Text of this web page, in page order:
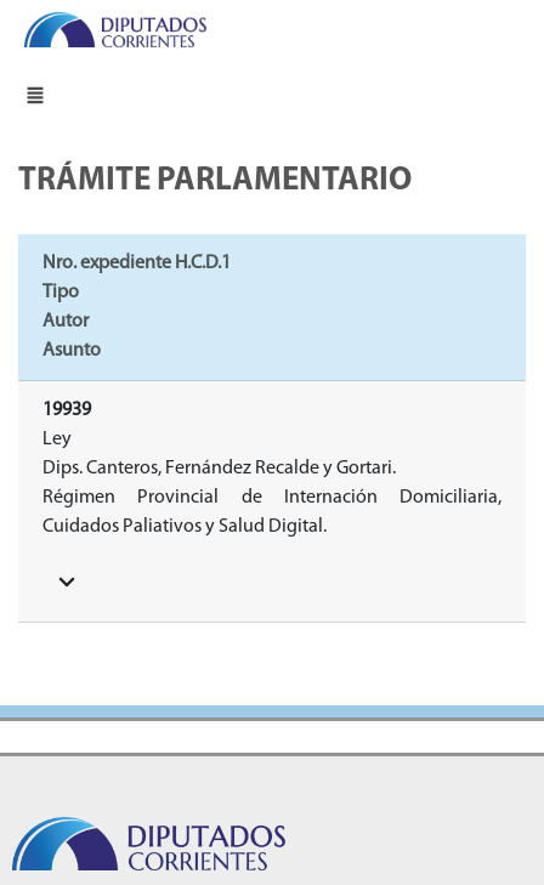
TRÁMITE PARLAMENTARIO
Nro. expediente H.C.D.1
Tipo
Autor
Asunto
19939
Ley
Dips. Canteros, Fernández Recalde y Gortari.
Régimen Provincial de Internación Domiciliaria,
Cuidados Paliativos y Salud Digital.